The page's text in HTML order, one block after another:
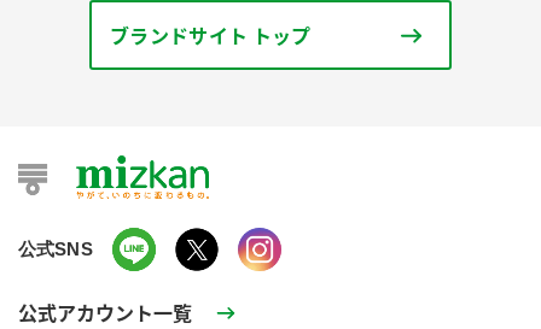
ブランドサイト トップ
公式SNS
公式アカウント一覧